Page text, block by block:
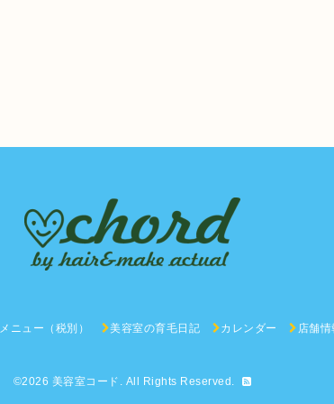
メニュー（税別） 美容室の育毛日記 カレンダー 店舗情
©2026 美容室コード . All Rights Reserved.